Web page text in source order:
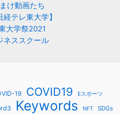
け動画たち
テレ東大学】
大学祭2021
ネススクール
19 COVID19 Eスポーツ
Keywords NFT
SDGs